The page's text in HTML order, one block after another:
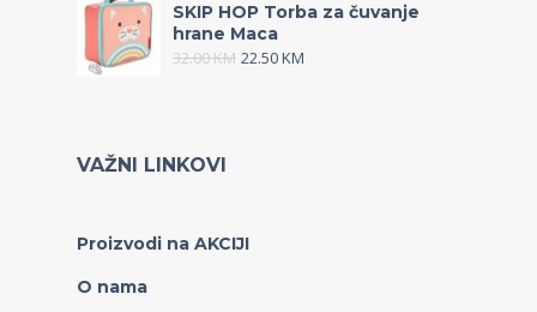
SKIP HOP Torba za čuvanje
hrane Maca
32.00KM 22.50KM
VAŽNI LINKOVI
Proizvodi na AKCIJI
O nama